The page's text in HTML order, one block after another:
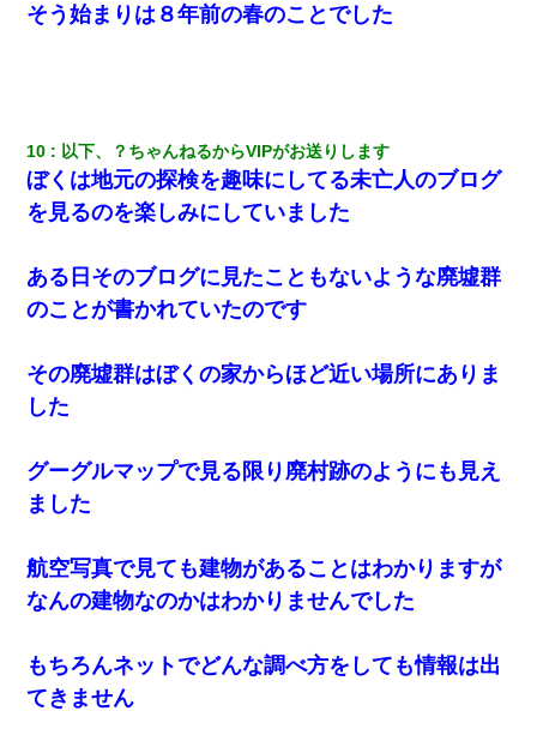
そう始まりは８年前の春のことでした
10 以下、？ちゃんねるからVIPがお送りします
ぼくは地元の探検を趣味にしてる未亡人のブログ
を見るのを楽しみにしていました
ある日そのブログに見たこともないような廃墟群
のことが書かれていたのです
その廃墟群はぼくの家からほど近い場所にありま
した
グーグルマップで見る限り廃村跡のようにも見え
ました
航空写真で見ても建物があることはわかりますが
なんの建物なのかはわかりませんでした
もちろんネットでどんな調べ方をしても情報は出
てきません